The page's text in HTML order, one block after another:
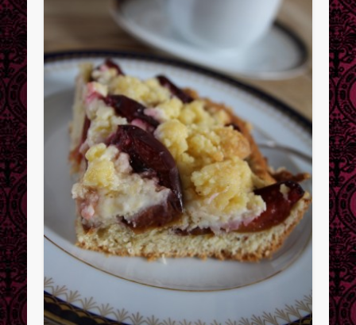
Oktober 2013
Juni 2013
April 2013
März 2013
Februar 2013
Januar 2013
Dezember 2012
November 2012
Kategorien